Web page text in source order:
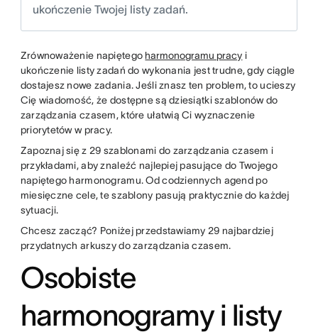
ukończenie Twojej listy zadań.
Zrównoważenie napiętego harmonogramu pracy i
ukończenie listy zadań do wykonania jest trudne, gdy ciągle
dostajesz nowe zadania. Jeśli znasz ten problem, to ucieszy
Cię wiadomość, że dostępne są dziesiątki szablonów do
zarządzania czasem, które ułatwią Ci wyznaczenie
priorytetów w pracy.
Zapoznaj się z 29 szablonami do zarządzania czasem i
przykładami, aby znaleźć najlepiej pasujące do Twojego
napiętego harmonogramu. Od codziennych agend po
miesięczne cele, te szablony pasują praktycznie do każdej
sytuacji.
Chcesz zacząć? Poniżej przedstawiamy 29 najbardziej
przydatnych arkuszy do zarządzania czasem.
Osobiste
harmonogramy i listy